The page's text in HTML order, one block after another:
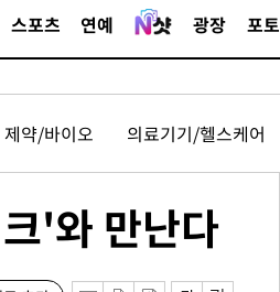
스포츠 연예 광장 포토
제약/바이오 의료기기/헬스케어
'와 만난다